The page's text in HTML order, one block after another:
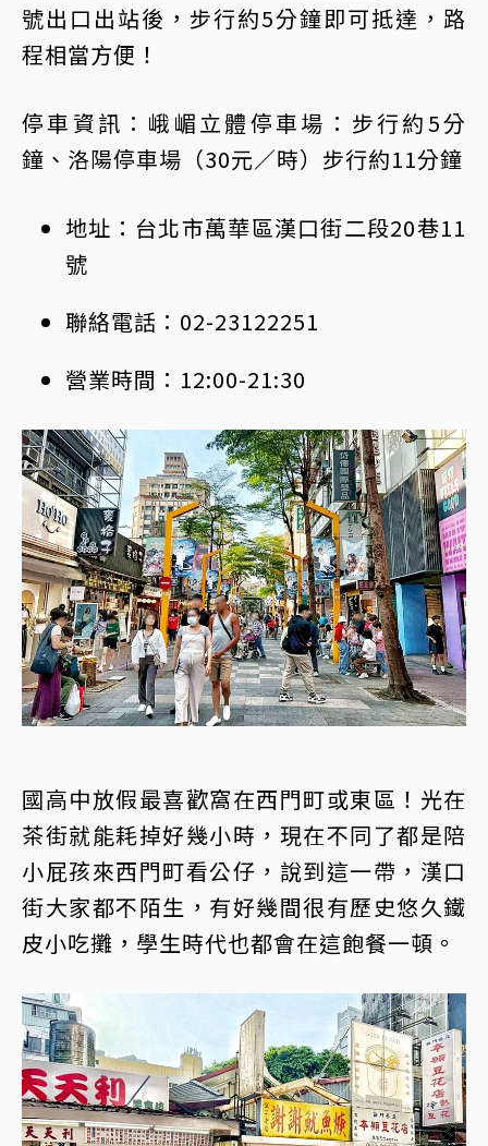
號出口出站後，步行約5分鐘即可抵達，路
程相當方便！
停車資訊：峨嵋立體停車場：步行約5分
鐘、洛陽停車場（30元／時）步行約11分鐘
地址：台北市萬華區漢口街二段20巷11
號
聯絡電話：02-23122251
營業時間：12:00-21:30
國高中放假最喜歡窩在西門町或東區！光在
茶街就能耗掉好幾小時，現在不同了都是陪
小屁孩來西門町看公仔，說到這一帶，漢口
街大家都不陌生，有好幾間很有歷史悠久鐵
皮小吃攤，學生時代也都會在這飽餐一頓。